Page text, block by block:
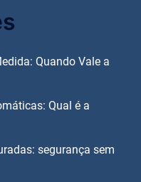
Quando Vale a
Qual é a
segurança sem